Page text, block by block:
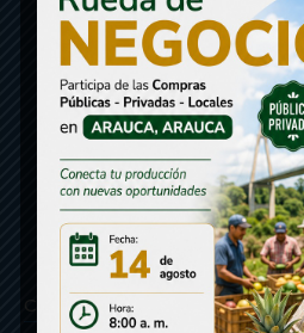
Contáctenos